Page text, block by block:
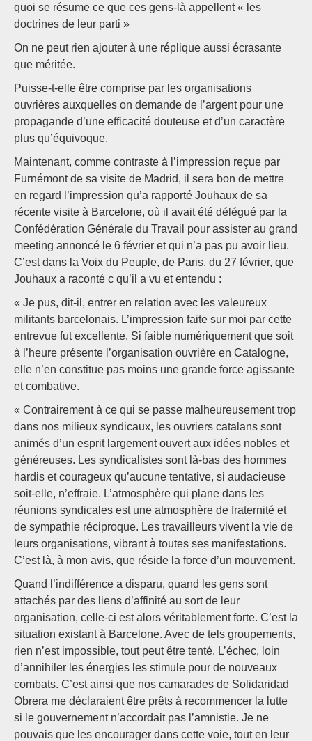
quoi se résume ce que ces gens-là appellent « les
doctrines de leur parti »
On ne peut rien ajouter à une réplique aussi écrasante
que méritée.
Puisse-t-elle être comprise par les organisations
ouvrières auxquelles on demande de l’argent pour une
propagande d’une efficacité douteuse et d’un caractère
plus qu’équivoque.
Maintenant, comme contraste à l’impression reçue par
Furnémont de sa visite de Madrid, il sera bon de mettre
en regard l’impression qu’a rapporté Jouhaux de sa
récente visite à Barcelone, où il avait été délégué par la
Confédération Générale du Travail pour assister au grand
meeting annoncé le 6 février et qui n’a pas pu avoir lieu.
C’est dans la Voix du Peuple, de Paris, du 27 février, que
Jouhaux a raconté c qu’il a vu et entendu :
« Je pus, dit-il, entrer en relation avec les valeureux
militants barcelonais. L’impression faite sur moi par cette
entrevue fut excellente. Si faible numériquement que soit
à l’heure présente l’organisation ouvrière en Catalogne,
elle n’en constitue pas moins une grande force agissante
et combative.
« Contrairement à ce qui se passe malheureusement trop
dans nos milieux syndicaux, les ouvriers catalans sont
animés d’un esprit largement ouvert aux idées nobles et
généreuses. Les syndicalistes sont là-bas des hommes
hardis et courageux qu’aucune tentative, si audacieuse
soit-elle, n’effraie. L’atmosphère qui plane dans les
réunions syndicales est une atmosphère de fraternité et
de sympathie réciproque. Les travailleurs vivent la vie de
leurs organisations, vibrant à toutes ses manifestations.
C’est là, à mon avis, que réside la force d’un mouvement.
Quand l’indifférence a disparu, quand les gens sont
attachés par des liens d’affinité au sort de leur
organisation, celle-ci est alors véritablement forte. C’est la
situation existant à Barcelone. Avec de tels groupements,
rien n’est impossible, tout peut être tenté. L’échec, loin
d’annihiler les énergies les stimule pour de nouveaux
combats. C’est ainsi que nos camarades de Solidaridad
Obrera me déclaraient être prêts à recommencer la lutte
si le gouvernement n’accordait pas l’amnistie. Je ne
pouvais que les encourager dans cette voie, tout en leur